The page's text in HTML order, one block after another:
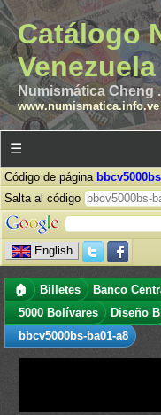
Catálogo
Venezuela
Numismática Cheng .
www.numismatica.info.ve
☰
Código de página
Salta al código
English
🏠 Billetes Banco
5000 Bolívares
Diseño B
bbcv5000bs-ba01-a8